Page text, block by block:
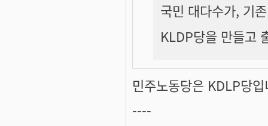
국민 대다수가, 기
KLDP당을 만들고
민주노동당은 KDLP당
----